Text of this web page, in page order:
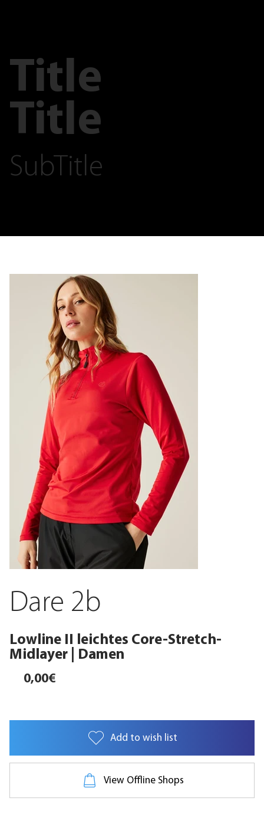
Title
Title
SubTitle
Dare 2b
Lowline II leichtes Core-Stretch-
Midlayer | Damen
0,00€
Das Lowline II leichte Core-Stretch-Sweatshirt. Ein Midlayer zum Überziehen aus
recyceltem, mittelschwerem Gewebe. Warm und leicht, dehnbar und schnell trocknend.
Add to wish list
View Offline Shops